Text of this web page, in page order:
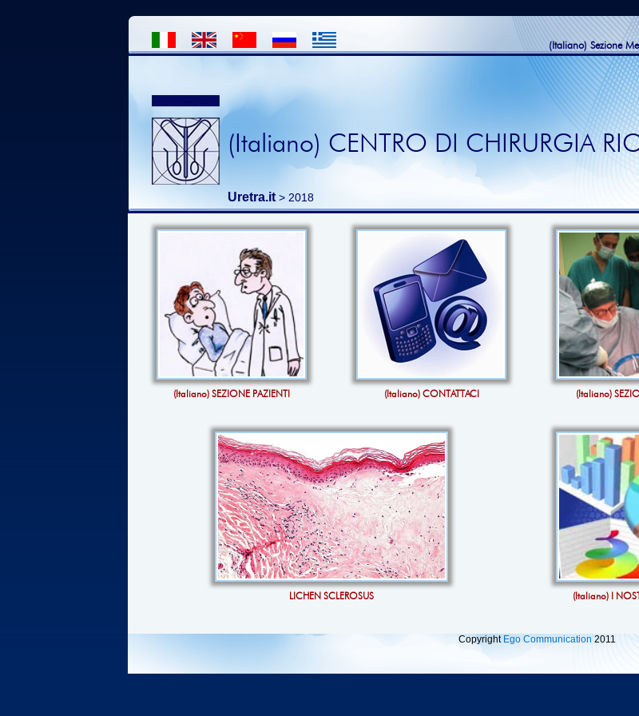
(Italiano) Sezione
(Italiano) CENTRO DI CHIRURGIA
Uretra.it > 2018
(Italiano) SEZIONE PAZIENTI (Italiano) CONTATTACI (Italiano)
LICHEN SCLEROSUS (Italiano) I
Copyright Ego Communication 2011